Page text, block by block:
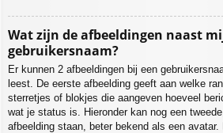
Wat zijn de afbeeldingen naast
gebruikersnaam?
Er kunnen 2 afbeeldingen bij een
leest. De eerste afbeelding geeft aan welke
sterretjes of blokjes die aangeven hoeveel
wat je status is. Hieronder kan nog een
afbeelding staan, beter bekend als een